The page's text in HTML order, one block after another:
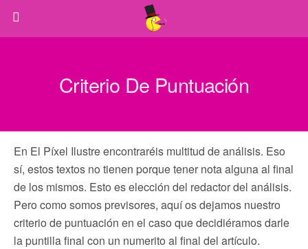
Criterio De Puntuación
En El Píxel Ilustre encontraréis multitud de análisis. Eso
sí, estos textos no tienen porque tener nota alguna al final
de los mismos. Esto es elección del redactor del análisis.
Pero como somos previsores, aquí os dejamos nuestro
criterio de puntuación en el caso que decidiéramos darle
la puntilla final con un numerito al final del artículo.